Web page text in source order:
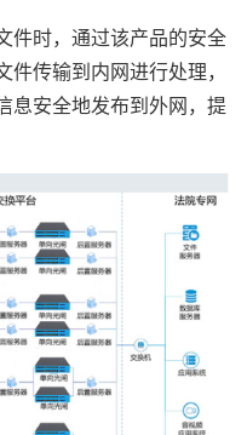
时，通过该产品的安全
传输到内网进行处理，
息安全地发布到外网，提